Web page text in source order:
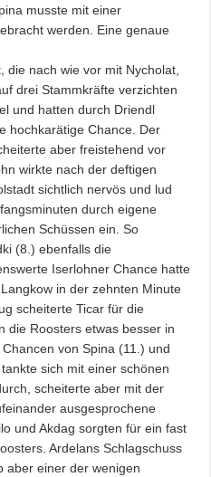
musste mit einer
werden. Eine genaue
die nach wie vor mit Nycholat,
drei Stammkräfte verzichten
und hatten durch Driendl
hochkarätige Chance. Der
aber freistehend vor
wirkte nach der deftigen
sichtlich nervös und lud
durch eigene
Schüssen ein. So
(8.) ebenfalls die
Iserlohner Chance hatte
in der zehnten Minute
scheiterte Ticar für die
die Roosters etwas besser in
von Spina (11.) und
sich mit einer schönen
scheiterte aber mit der
ausgesprochene
und Akdag sorgten für ein fast
Ardelans Schlagschuss
aber einer der wenigen